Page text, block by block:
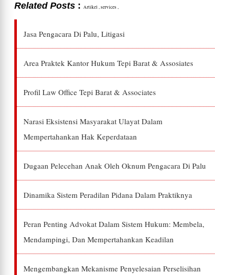
Related Posts : Artikel ,services ,
Jasa Pengacara Di Palu, Litigasi
Area Praktek Kantor Hukum Tepi Barat & Assosiates
Profil Law Office Tepi Barat & Associates
Narasi Eksistensi Masyarakat Ulayat Dalam
Mempertahankan Hak Keperdataan
Dugaan Pelecehan Anak Oleh Oknum Pengacara Di Palu
Dinamika Sistem Peradilan Pidana Dalam Praktiknya
Peran Penting Advokat Dalam Sistem Hukum: Membela,
Mendampingi, Dan Mempertahankan Keadilan
Mengembangkan Mekanisme Penyelesaian Perselisihan